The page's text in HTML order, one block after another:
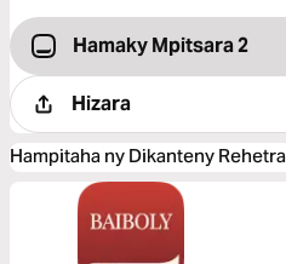
Hamaky Mpitsara 2
Hizara
Hampitaha ny Dikanteny Rehetra